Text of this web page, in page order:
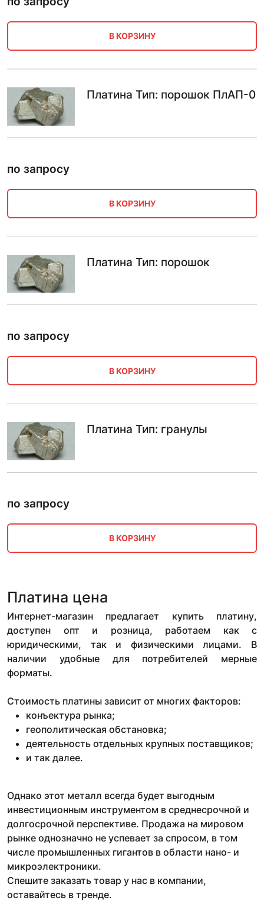
В КОРЗИНУ
Платина Тип: порошок ПлАП-0
по запросу
В КОРЗИНУ
Платина Тип: порошок
по запросу
В КОРЗИНУ
Платина Тип: гранулы
по запросу
В КОРЗИНУ
Платина цена
Интернет-магазин предлагает купить платину,
доступен опт и розница, работаем как с
юридическими, так и физическими лицами. В
наличии удобные для потребителей мерные
форматы.
Стоимость платины зависит от многих факторов:
конъектура рынка;
геополитическая обстановка;
деятельность отдельных крупных поставщиков;
и так далее.
Однако этот металл всегда будет выгодным
инвестиционным инструментом в среднесрочной и
долгосрочной перспективе. Продажа на мировом
рынке однозначно не успевает за спросом, в том
числе промышленных гигантов в области нано- и
микроэлектроники.
Спешите заказать товар у нас в компании,
оставайтесь в тренде.